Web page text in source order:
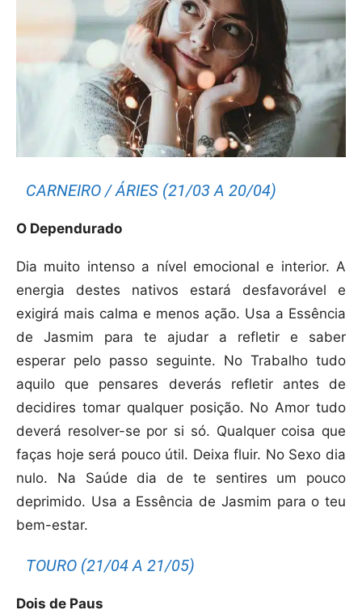
CARNEIRO / ÁRIES (21/03 A 20/04)
O Dependurado
Dia muito intenso a nível emocional e interior. A
energia destes nativos estará desfavorável e
exigirá mais calma e menos ação. Usa a Essência
de Jasmim para te ajudar a refletir e saber
esperar pelo passo seguinte. No Trabalho tudo
aquilo que pensares deverás refletir antes de
decidires tomar qualquer posição. No Amor tudo
deverá resolver-se por si só. Qualquer coisa que
faças hoje será pouco útil. Deixa fluir. No Sexo dia
nulo. Na Saúde dia de te sentires um pouco
deprimido. Usa a Essência de Jasmim para o teu
bem-estar.
TOURO (21/04 A 21/05)
Dois de Paus